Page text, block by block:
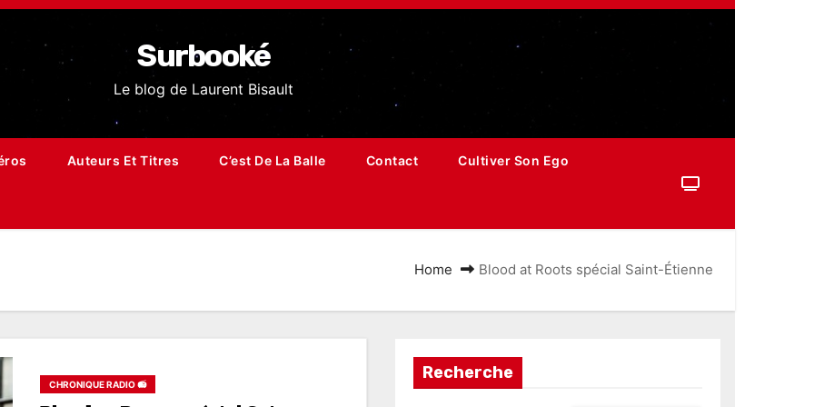
Surbooké
Le blog de Laurent Bisault
Auteurs Et Titres C’est De La Balle Contact Cultiver Son Ego
Home Blood at Roots spécial Saint-Étienne
CHRONIQUE RADIO 📻
Recherche